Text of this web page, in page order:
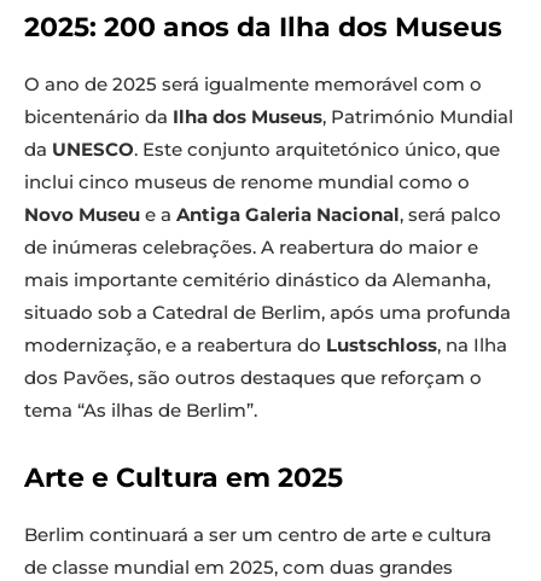
2025: 200 anos da Ilha dos Museus
O ano de 2025 será igualmente memorável com o
bicentenário da Ilha dos Museus, Património Mundial
da UNESCO. Este conjunto arquitetónico único, que
inclui cinco museus de renome mundial como o
Novo Museu e a Antiga Galeria Nacional, será palco
de inúmeras celebrações. A reabertura do maior e
mais importante cemitério dinástico da Alemanha,
situado sob a Catedral de Berlim, após uma profunda
modernização, e a reabertura do Lustschloss, na Ilha
dos Pavões, são outros destaques que reforçam o
tema “As ilhas de Berlim”.
Arte e Cultura em 2025
Berlim continuará a ser um centro de arte e cultura
de classe mundial em 2025, com duas grandes